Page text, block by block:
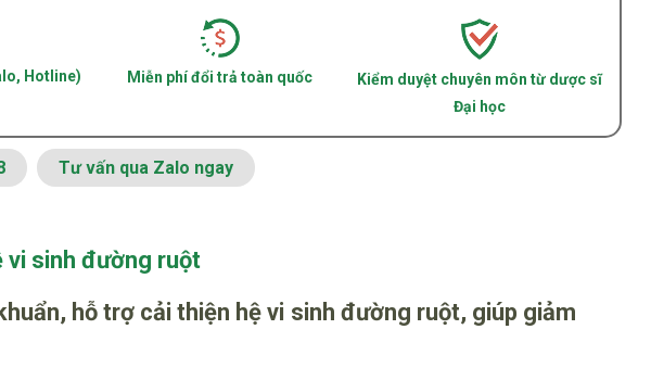
Hotline) Miễn phí đổi trả toàn quốc
Kiểm duyệt chuyên môn từ dược sĩ
Đại học
Tư vấn qua Zalo ngay
vi sinh đường ruột
hỗ trợ cải thiện hệ vi sinh đường ruột, giúp giảm